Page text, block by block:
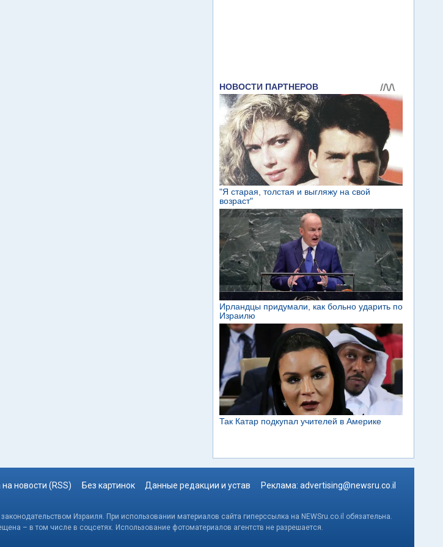
новости (RSS) Без картинок Данные редакции и устав Реклама: advertising@newsru.co.il
Израиля. При использовании материалов сайта гиперссылка на NEWSru.co.il обязательна.
– в том числе в соцсетях. Использование фотоматериалов агентств не разрешается.